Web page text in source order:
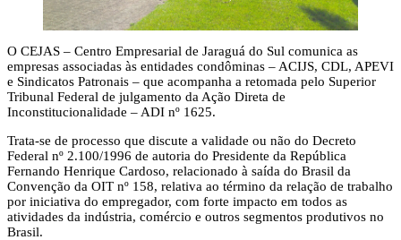
O CEJAS – Centro Empresarial de Jaraguá do Sul comunica as
empresas associadas às entidades condôminas – ACIJS, CDL, APEVI
e Sindicatos Patronais – que acompanha a retomada pelo Superior
Tribunal Federal de julgamento da Ação Direta de
Inconstitucionalidade – ADI nº 1625.
Trata-se de processo que discute a validade ou não do Decreto
Federal nº 2.100/1996 de autoria do Presidente da República
Fernando Henrique Cardoso, relacionado à saída do Brasil da
Convenção da OIT nº 158, relativa ao término da relação de trabalho
por iniciativa do empregador, com forte impacto em todos as
atividades da indústria, comércio e outros segmentos produtivos no
Brasil.